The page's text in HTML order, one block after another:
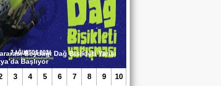
Beydağı Dağ Bisikleti Yarışı
Başlıyor
3 4 5 6 7 8 9 10